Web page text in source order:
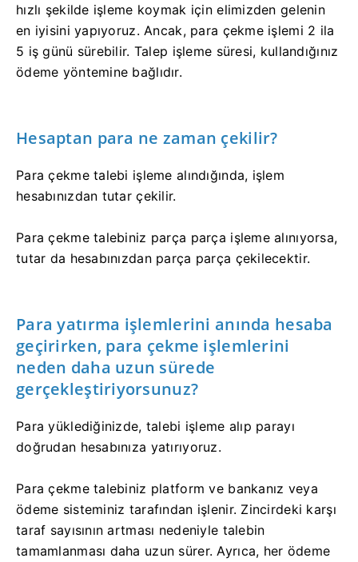
hızlı şekilde işleme koymak için elimizden gelenin
en iyisini yapıyoruz. Ancak, para çekme işlemi 2 ila
5 iş günü sürebilir. Talep işleme süresi, kullandığınız
ödeme yöntemine bağlıdır.
Hesaptan para ne zaman çekilir?
Para çekme talebi işleme alındığında, işlem
hesabınızdan tutar çekilir.
Para çekme talebiniz parça parça işleme alınıyorsa,
tutar da hesabınızdan parça parça çekilecektir.
Para yatırma işlemlerini anında hesaba
geçirirken, para çekme işlemlerini
neden daha uzun sürede
gerçekleştiriyorsunuz?
Para yüklediğinizde, talebi işleme alıp parayı
doğrudan hesabınıza yatırıyoruz.
Para çekme talebiniz platform ve bankanız veya
ödeme sisteminiz tarafından işlenir. Zincirdeki karşı
taraf sayısının artması nedeniyle talebin
tamamlanması daha uzun sürer. Ayrıca, her ödeme